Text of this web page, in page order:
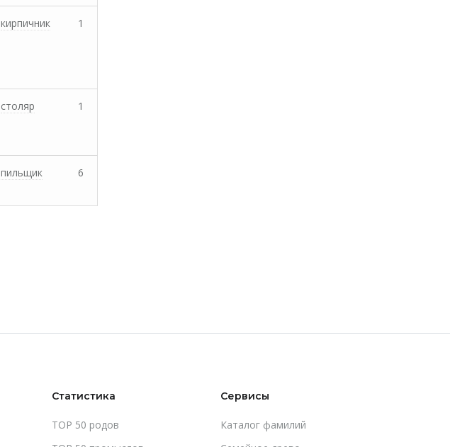
кирпичник 1
столяр 1
пильщик 6
Статистика
TOP 50 родов
Сервисы
Каталог фамилий